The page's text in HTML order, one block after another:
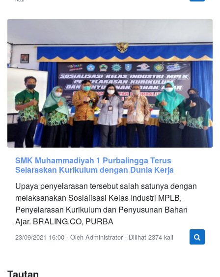
SMK Muhammadiyah 1 Purbalingga Terus
Selaraskan Kurikulum dengan Dunia Kerja
Upaya penyelarasan tersebut salah satunya dengan
melaksanakan Sosialisasi Kelas Industri MPLB,
Penyelarasan Kurikulum dan Penyusunan Bahan
Ajar. BRALING.CO, PURBA
23/09/2021 16:00 - Oleh Administrator - Dilihat 2374 kali
Tautan